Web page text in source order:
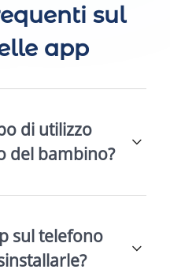
sul
app
di utilizzo
del bambino?
sul telefono